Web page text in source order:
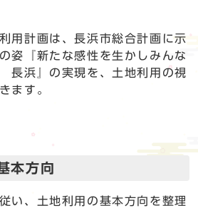
用計画は、長浜市総合計画に示
姿『新たな感性を生かしみんな
長浜』の実現を、土地利用の視
ます。
本方向
い、土地利用の基本方向を整理